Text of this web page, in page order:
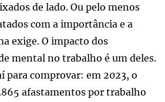
de lado. Ou pelo menos
com a importância e a
exige. O impacto dos
mental no trabalho é um deles.
para comprovar: em 2023, o
afastamentos por trabalho